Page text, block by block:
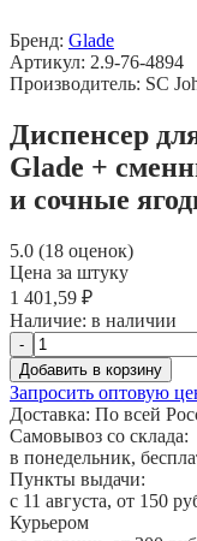
Бренд: Glade
Артикул: 2.9-76-4894
Производитель: SC
Диспенсер
Glade +
и сочные
5.0 (18 оценок)
Цена за штуку
1 401,59 ₽
Наличие: в наличии
-
Добавить в корзину
Запросить оптовую
Доставка: По всей
Самовывоз со склада:
в понедельник,
Пункты выдачи:
c 11 августа, от 150
Курьером